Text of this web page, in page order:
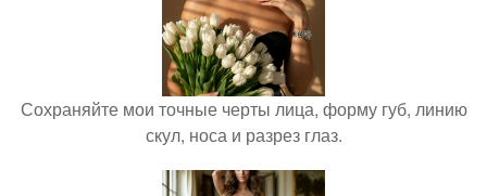
Сохраняйте мои точные черты лица, форму губ, линию
скул, носа и разрез глаз.